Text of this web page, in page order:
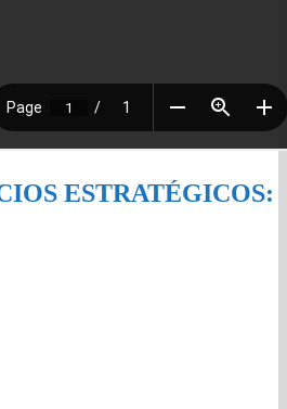
ESTRATÉGICOS: